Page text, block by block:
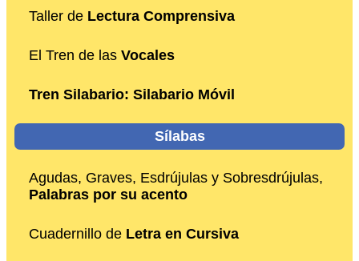
Taller de Lectura Comprensiva
El Tren de las Vocales
Tren Silabario: Silabario Móvil
Sílabas
Agudas, Graves, Esdrújulas y Sobresdrújulas,
Palabras por su acento
Cuadernillo de Letra en Cursiva